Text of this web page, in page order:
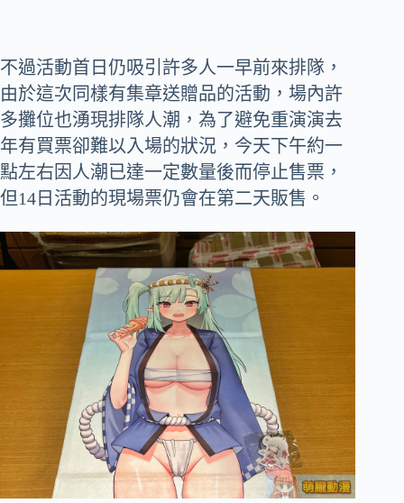
不過活動首日仍吸引許多人一早前來排隊，
由於這次同樣有集章送贈品的活動，場內許
多攤位也湧現排隊人潮，為了避免重演演去
年有買票卻難以入場的狀況，今天下午約一
點左右因人潮已達一定數量後而停止售票，
但14日活動的現場票仍會在第二天販售。